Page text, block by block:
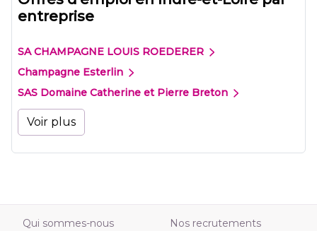
entreprise
SA CHAMPAGNE LOUIS ROEDERER
Champagne Esterlin
SAS Domaine Catherine et Pierre Breton
Voir plus
Qui sommes-nous
Nos recrutements